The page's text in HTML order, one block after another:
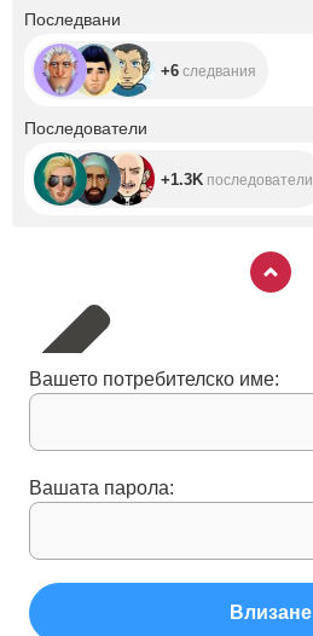
Последвани
+6 следвания
Последователи
+1.3K последователи
Вашето потребителско име:
Вашата парола:
Влизане